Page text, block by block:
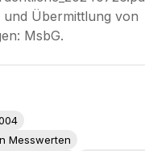
Übermittlung von
MsbG.
Messwerten